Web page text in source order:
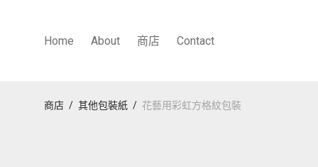
Home About 商店 Contact
商店 / 其他包裝紙 / 花藝用彩虹方格紋包裝